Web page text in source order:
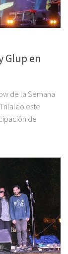
Glup en
de la Semana
este
de